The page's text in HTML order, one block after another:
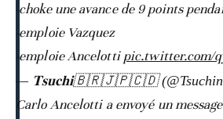
-choke une avance de 9 points
-emploie Vazquez
-emploie Ancelottipic.twitter.com/
— 𝐓𝐬𝐮𝐜𝐡𝐢🇧🇷🇯🇵🇨🇩
Carlo Ancelotti a envoyé un